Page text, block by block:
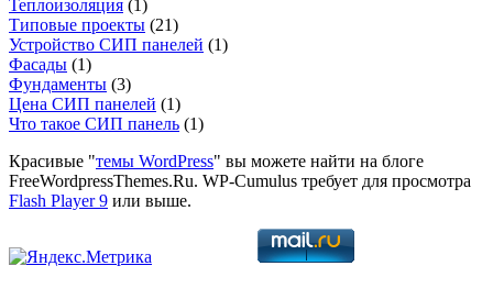
Теплоизоляция (1)
Типовые проекты (21)
Устройство СИП панелей (1)
Фасады (1)
Фундаменты (3)
Цена СИП панелей (1)
Что такое СИП панель (1)
Красивые "темы WordPress" вы можете найти на блоге
FreeWordpressThemes.Ru. WP-Cumulus требует для просмотра
Flash Player 9 или выше.